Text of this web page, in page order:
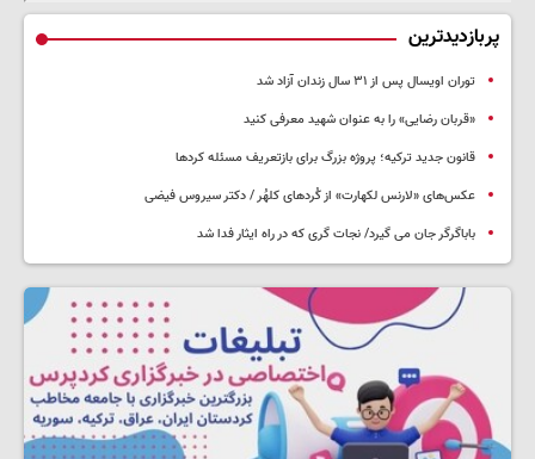
پربازدیدترین
توران اویسال پس از ۳۱ سال زندان آزاد شد
«قربان رضایی» را به عنوان شهید معرفی کنید
قانون جدید ترکیه؛ پروژه بزرگ‌ برای بازتعریف مسئله کردها
عکس‌های «لارنس لکهارت» از کُردهای کلهُر / دکتر سیروس فیضی
باباگرگر جان می گیرد/ نجات گری که در راه ایثار فدا شد